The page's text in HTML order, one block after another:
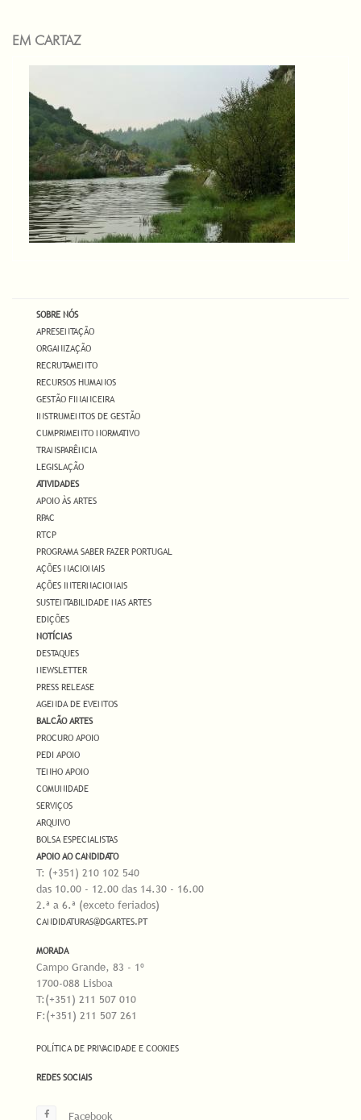
EM CARTAZ
SOBRE NÓS
APRESENTAÇÃO
ORGANIZAÇÃO
RECRUTAMENTO
RECURSOS HUMANOS
GESTÃO FINANCEIRA
INSTRUMENTOS DE GESTÃO
CUMPRIMENTO NORMATIVO
TRANSPARÊNCIA
LEGISLAÇÃO
ATIVIDADES
APOIO ÀS ARTES
RPAC
RTCP
PROGRAMA SABER FAZER PORTUGAL
AÇÕES NACIONAIS
AÇÕES INTERNACIONAIS
SUSTENTABILIDADE NAS ARTES
EDIÇÕES
NOTÍCIAS
DESTAQUES
NEWSLETTER
PRESS RELEASE
AGENDA DE EVENTOS
BALCÃO ARTES
PROCURO APOIO
PEDI APOIO
TENHO APOIO
COMUNIDADE
SERVIÇOS
ARQUIVO
BOLSA ESPECIALISTAS
APOIO AO CANDIDATO
T: (+351) 210 102 540
das 10.00 - 12.00 das 14.30 - 16.00
2.ª a 6.ª (exceto feriados)
CANDIDATURAS@DGARTES.PT
MORADA
Campo Grande, 83 - 1º
1700-088 Lisboa
T:(+351) 211 507 010
F:(+351) 211 507 261
POLÍTICA DE PRIVACIDADE E COOKIES
REDES SOCIAIS
Facebook